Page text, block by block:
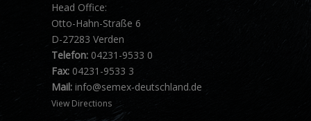
Head Office:
Otto-Hahn-Straße 6
D-27283 Verden
Telefon: 04231-9533 0
Fax: 04231-9533 3
Mail: info@semex-deutschland.de
View Directions